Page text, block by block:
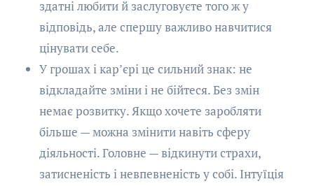
здатні любити й заслуговуєте того ж у
відповідь, але спершу важливо навчитися
цінувати себе.
У грошах і кар’єрі це сильний знак: не
відкладайте зміни і не бійтеся. Без змін
немає розвитку. Якщо хочете заробляти
більше — можна змінити навіть сферу
діяльності. Головне — відкинути страхи,
затисненість і невпевненість у собі. Інтуїція